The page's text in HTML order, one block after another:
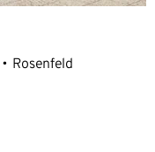
Rosenfeld